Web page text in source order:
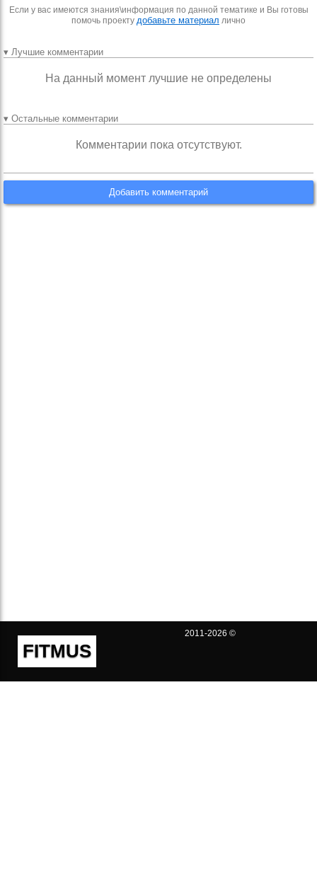
Если у вас имеются знания\информация по данной тематике и Вы готовы
помочь проекту добавьте материал лично
▾ Лучшие комментарии
На данный момент лучшие не определены
▾ Остальные комментарии
Комментарии пока отсутствуют.
Добавить комментарий
FITMUS
2011-2026 ©